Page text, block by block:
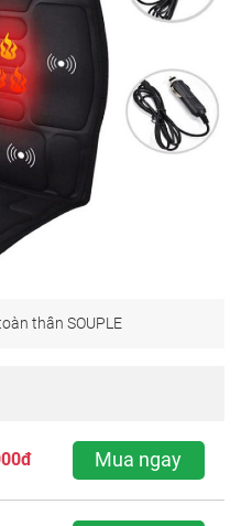
thân SOUPLE
Mua ngay